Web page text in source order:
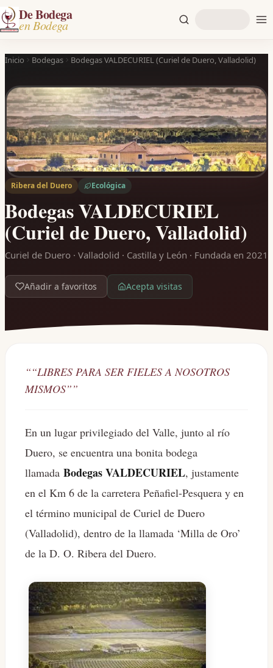
De Bodega
en Bodega
Inicio Bodegas Bodegas VALDECURIEL (Curiel de Duero, Valladolid)
Ribera del Duero Ecológica
Bodegas VALDECURIEL
(Curiel de Duero, Valladolid)
Curiel de Duero · Valladolid · Castilla y León · Fundada en 2021
Añadir a favoritos Acepta visitas
““LIBRES PARA SER FIELES A NOSOTROS
MISMOS””
En un lugar privilegiado del Valle, junto al río
Duero, se encuentra una bonita bodega
llamada Bodegas VALDECURIEL, justamente
en el Km 6 de la carretera Peñafiel-Pesquera y en
el término municipal de Curiel de Duero
(Valladolid), dentro de la llamada ‘Milla de Oro’
de la D. O. Ribera del Duero.